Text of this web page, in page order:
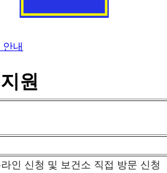
원
인 신청 및 보건소 직접 방문 신청